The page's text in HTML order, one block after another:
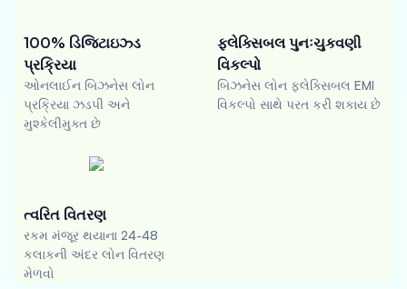
100% ડિજિટાઇઝ્ડ
પ્રક્રિયા
ઓનલાઈન બિઝનેસ લોન
પ્રક્રિયા ઝડપી અને
મુશ્કેલીમુક્ત છે
ફ્લેક્સિબલ પુનઃચુકવણી
વિકલ્પો
બિઝનેસ લોન ફ્લેક્સિબલ EMI
વિકલ્પો સાથે પરત કરી શકાય છે
ત્વરિત વિતરણ
રકમ મંજૂર થયાના 24-48
કલાકની અંદર લોન વિતરણ
મેળવો